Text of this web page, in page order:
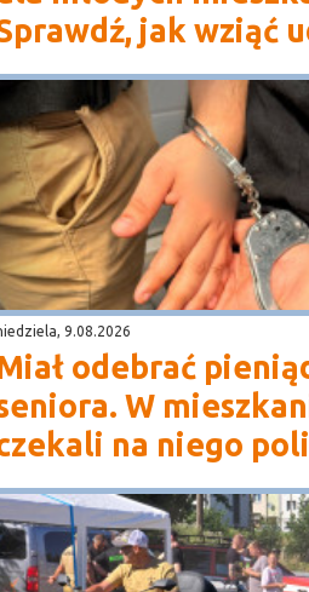
jak wziąć
9.08.2026
odebrać
W
na niego